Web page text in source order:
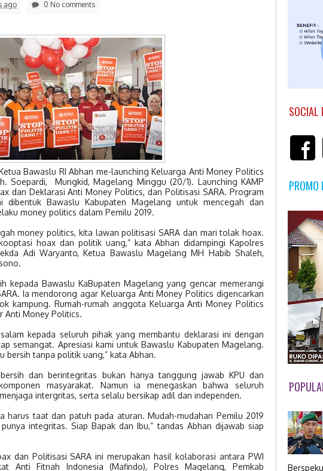
ago 0 No comments
Bawaslu RI Abhan me-launching Keluarga Anti Money Politics
Soepardi, Mungkid, Magelang Minggu (20/1). Launching KAMP
dan Deklarasi Anti Money Politics, dan Politisasi SARA. Program
Bawaslu Kabupaten Magelang untuk mencegah dan
money politics dalam Pemilu 2019.
money politics, kita lawan politisasi SARA dan mari tolak hoax.
hoax dan politik uang,” kata Abhan didampingi Kapolres
Adi Waryanto, Ketua Bawaslu Magelang MH Habib Shaleh,
kepada Bawaslu KaBupaten Magelang yang gencar memerangi
Ia mendorong agar Keluarga Anti Money Politics digencarkan
kampung. Rumah-rumah anggota Keluarga Anti Money Politics
Anti Money Politics.
kepada seluruh pihak yang membantu deklarasi ini dengan
semangat. Apresiasi kami untuk Bawaslu Kabupaten Magelang.
bersih tanpa politik uang,” kata Abhan.
dan berintegritas bukan hanya tanggung jawab KPU dan
masyarakat. Namun ia menegaskan bahwa seluruh
intergritas, serta selalu bersikap adil dan independen.
harus taat dan patuh pada aturan. Mudah-mudahan Pemilu 2019
integritas. Siap Bapak dan Ibu,” tandas Abhan dijawab siap
dan Politisasi SARA ini merupakan hasil kolaborasi antara PWI
Anti Fitnah Indonesia (Mafindo), Polres Magelang, Pemkab
SOCIAL
PROMO